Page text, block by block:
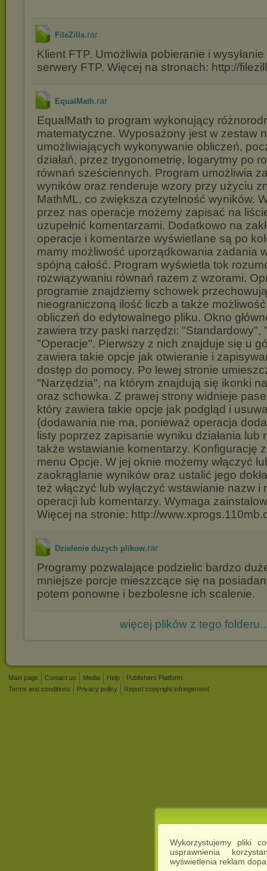
Wykorzystujemy pliki
usprawnienia
wyświetlenia reklam
FileZilla.rar
Klient FTP. Umożliwia pobieranie i
serwery FTP. Więcej na stronach: http://
EqualMath.rar
EqualMath to program wykonujący
matematyczne. Wyposażony jest w zestaw
umożliwiających wykonywanie obliczeń,
działań, przez trygonometrię, logarytmy po
równań sześciennych. Program umożliwia
wyników oraz renderuje wzory przy użyciu
MathML, co zwiększa czytelność wyników.
przez nas operacje możemy zapisać na
uzupełnić komentarzami. Dodatkowo na
operacje i komentarze wyświetlane są po
mamy możliwość uporządkowania zadania
spójną całość. Program wyświetla tok
rozwiązywaniu równań razem z wzorami.
programie znajdziemy schowek
nieograniczoną ilość liczb a także
obliczeń do edytowalnego pliku. Okno
zawiera trzy paski narzędzi: "Standardowy",
"Operacje". Pierwszy z nich znajduje się u
zawiera takie opcje jak otwieranie i
dostęp do pomocy. Po lewej stronie
"Narzędzia", na którym znajdują się ikonki
oraz schowka. Z prawej strony widnieje
który zawiera takie opcje jak podgląd i
(dodawania nie ma, ponieważ operacja
listy poprzez zapisanie wyniku działania lub
także wstawianie komentarzy. Konfigurację
menu Opcje. W jej oknie możemy włączyć
zaokrąglanie wyników oraz ustalić jego
też włączyć lub wyłączyć wstawianie nazw i
operacji lub komentarzy. Wymaga
Więcej na stronie: http://
Dzielenie duzych plikow.rar
Programy pozwalające podzielic bardzo
mniejsze porcje mieszzcące się na
potem ponowne i bezbolesne ich scalenie.
więcej plików z tego
Main page Contact us Media Help
Publishers Platform
Terms and conditions
Privacy policy Report copyright infringement